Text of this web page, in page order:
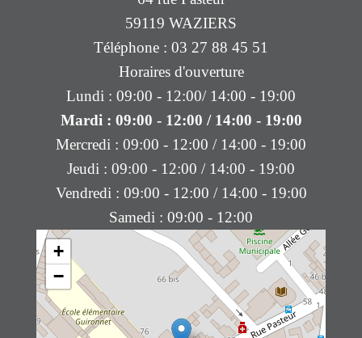
+
−
59119 WAZIERS
Téléphone : 03 27 88 45 51
Horaires d'ouverture
Lundi : 09:00 - 12:00/ 14:00 - 19:00
Mardi : 09:00 - 12:00 / 14:00 - 19:00
Mercredi : 09:00 - 12:00 / 14:00 - 19:00
Jeudi : 09:00 - 12:00 / 14:00 - 19:00
Vendredi : 09:00 - 12:00 / 14:00 - 19:00
Samedi : 09:00 - 12:00